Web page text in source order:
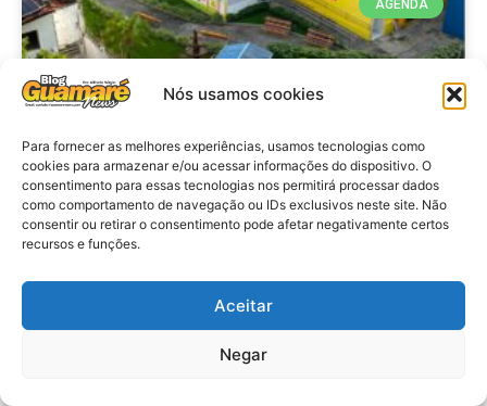
Nós usamos cookies
Para fornecer as melhores experiências, usamos tecnologias como
cookies para armazenar e/ou acessar informações do dispositivo. O
consentimento para essas tecnologias nos permitirá processar dados
como comportamento de navegação ou IDs exclusivos neste site. Não
consentir ou retirar o consentimento pode afetar negativamente certos
recursos e funções.
Aceitar
Negar
AGENDA
Agenda: 10ª Mostra Pedagógica
da Casa Durval Paiva acontecerá
nesta quarta-feira (29)